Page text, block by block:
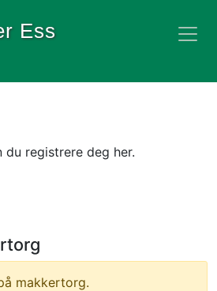
Ess
du registrere deg her.​
makkertorg.